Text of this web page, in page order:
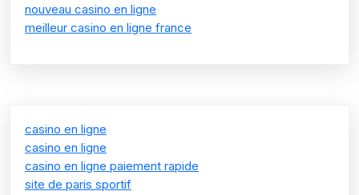
nouveau casino en ligne
meilleur casino en ligne france
casino en ligne
casino en ligne
casino en ligne paiement rapide
site de paris sportif